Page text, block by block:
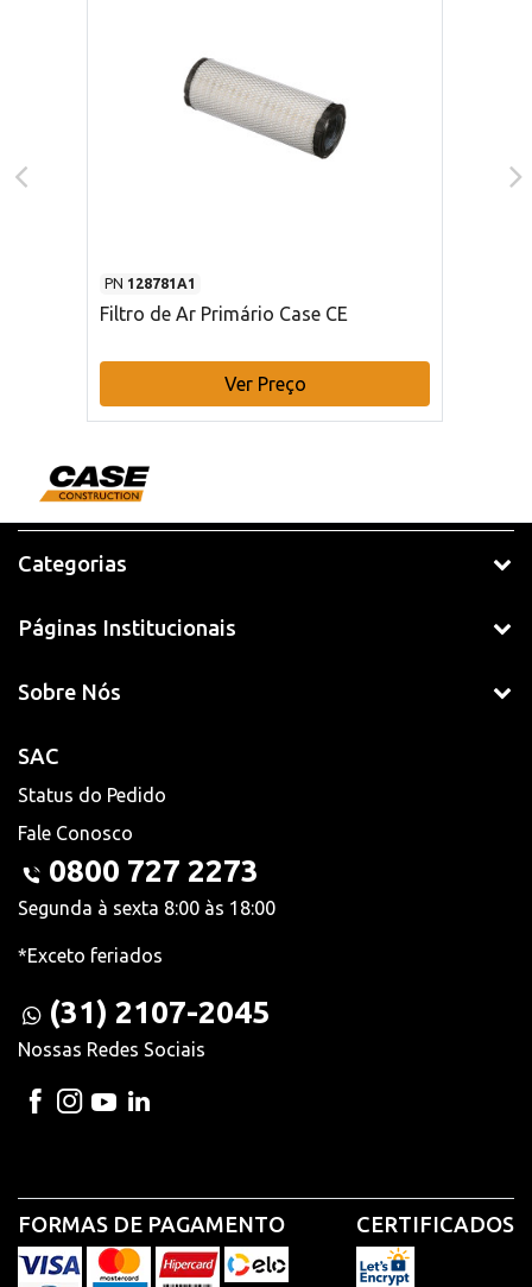
PN 128781A1
Filtro de Ar Primário Case CE
Ver Preço
Categorias
Páginas Institucionais
Sobre Nós
SAC
Status do Pedido
Fale Conosco
0800 727 2273
Segunda à sexta 8:00 às 18:00
*Exceto feriados
(31) 2107-2045
Nossas Redes Sociais
FORMAS DE PAGAMENTO CERTIFICADOS